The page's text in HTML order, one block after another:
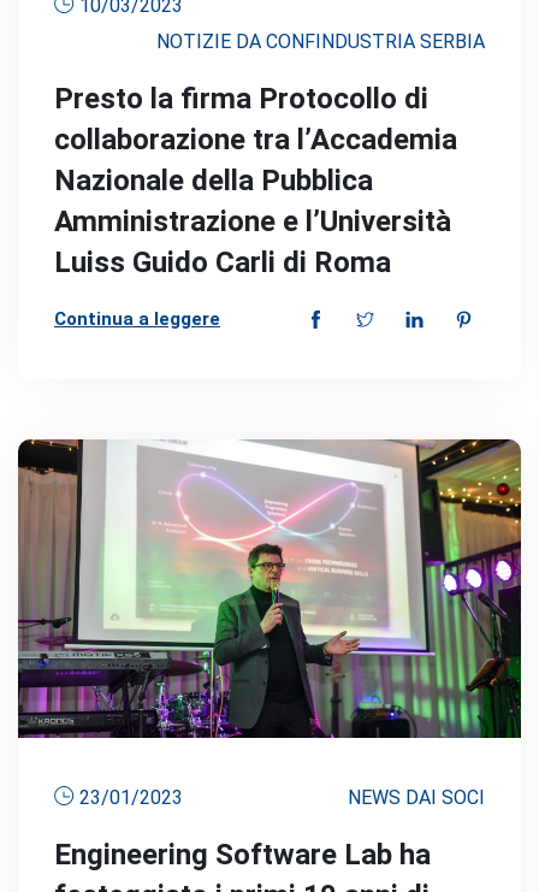
10/03/2023
NOTIZIE DA CONFINDUSTRIA SERBIA
Presto la firma Protocollo di
collaborazione tra l’Accademia
Nazionale della Pubblica
Amministrazione e l’Università
Luiss Guido Carli di Roma
Continua a leggere
23/01/2023 NEWS DAI SOCI
Engineering Software Lab ha